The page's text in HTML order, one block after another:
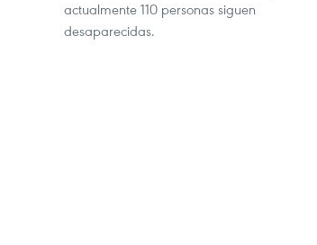
actualmente 110 personas siguen
desaparecidas.